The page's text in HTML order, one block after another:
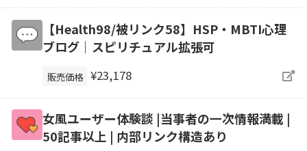
【Health98/被リンク58】HSP・MBTI心理
ブログ｜スピリチュアル拡張可
販売価格 ¥23,178
女風ユーザー体験談 |当事者の一次情報満載 |
50記事以上 | 内部リンク構造あり